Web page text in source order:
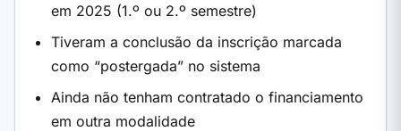
em 2025 (1.º ou 2.º semestre)
Tiveram a conclusão da inscrição marcada
como “postergada” no sistema
Ainda não tenham contratado o financiamento
em outra modalidade